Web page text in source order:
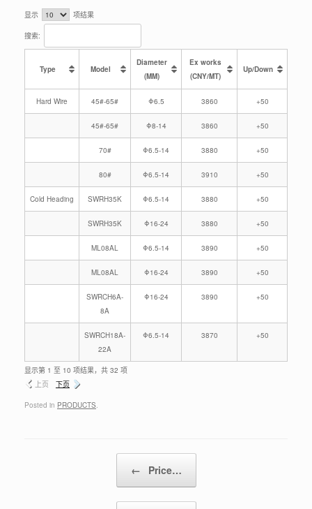
显示 项结果
搜索:
Type Model
Diameter
(MM)
Ex works
(CNY/MT)
Up/Down
Hard Wire 45#-65# Φ6.5 3860 +50
45#-65# Φ8-14 3860 +50
70# Φ6.5-14 3880 +50
80# Φ6.5-14 3910 +50
Cold Heading SWRH35K Φ6.5-14 3880 +50
SWRH35K Φ16-24 3880 +50
ML08AL Φ6.5-14 3890 +50
ML08AL Φ16-24 3890 +50
SWRCH6A-
8A
Φ16-24 3890 +50
SWRCH18A-
22A
Φ6.5-14 3870 +50
显示第 1 至 10 项结果，共 32 项
上页
下页
Posted in PRODUCTS.
← Price…